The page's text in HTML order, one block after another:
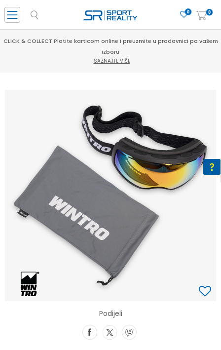
0
0
CLICK & COLLECT Platite karticom online i preuzmite u prodavnici po vašem
izboru
SAZNAJTE VIŠE
Podijeli